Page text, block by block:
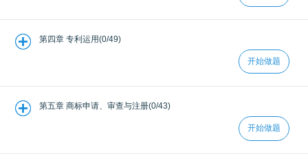
第四章 专利运用(0/49)
开始做题
第五章 商标申请、审查与注册(0/43)
开始做题